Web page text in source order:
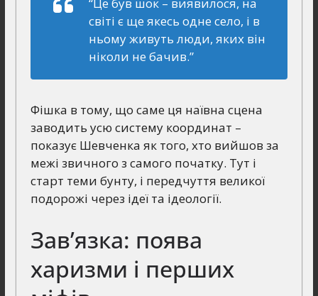
світі є ще якесь одне село, і в
ньому живуть люди, яких він
ніколи не бачив.”
Фішка в тому, що саме ця наївна сцена
заводить усю систему координат –
показує Шевченка як того, хто вийшов за
межі звичного з самого початку. Тут і
старт теми бунту, і передчуття великої
подорожі через ідеї та ідеології.
Зав’язка: поява
харизми і перших